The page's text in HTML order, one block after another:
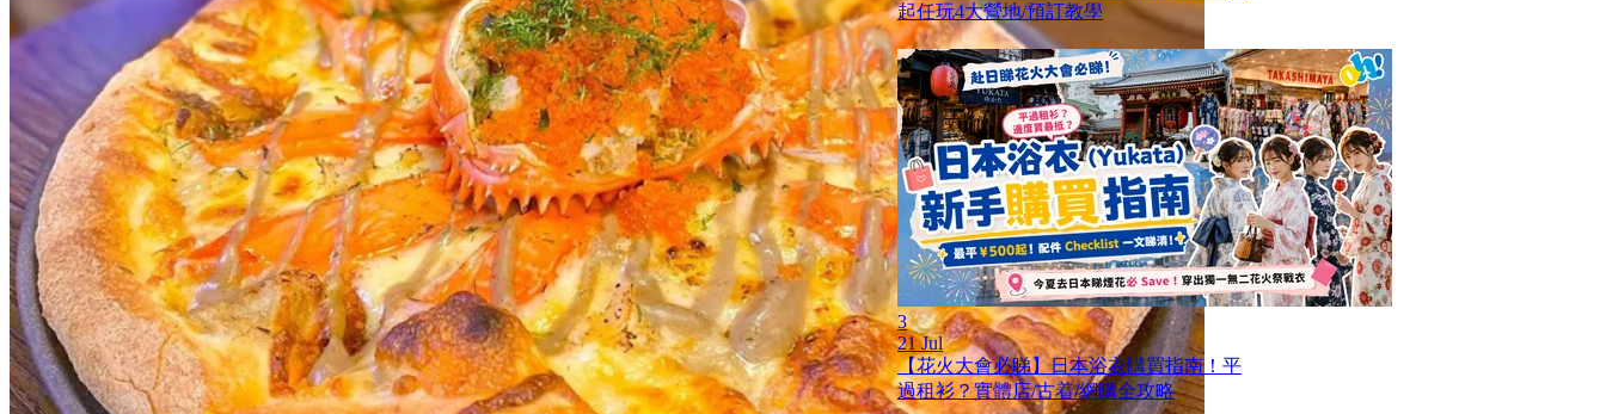
起任玩4大營地/預訂教學
3
21 Jul
【花火大會必睇】日本浴衣購買指南！平
過租衫？實體店/古着/網購全攻略